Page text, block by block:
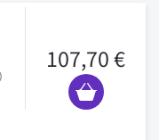
107,70 €